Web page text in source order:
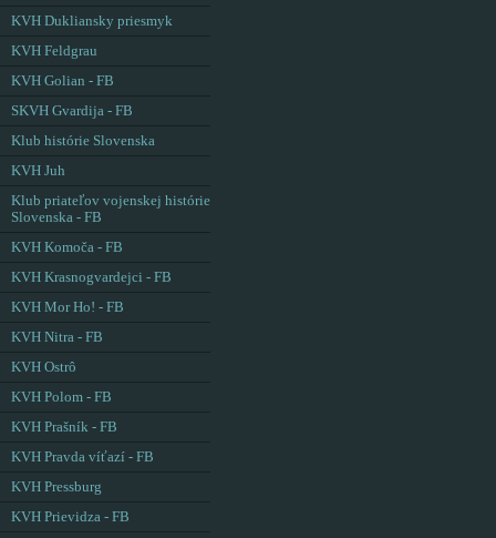
KVH Dukliansky priesmyk
KVH Feldgrau
KVH Golian - FB
SKVH Gvardija - FB
Klub histórie Slovenska
KVH Juh
Klub priateľov vojenskej histórie
Slovenska - FB
KVH Komoča - FB
KVH Krasnogvardejci - FB
KVH Mor Ho! - FB
KVH Nitra - FB
KVH Ostrô
KVH Polom - FB
KVH Prašník - FB
KVH Pravda víťazí - FB
KVH Pressburg
KVH Prievidza - FB